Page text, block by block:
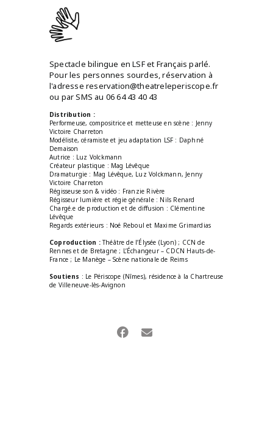
Spectacle bilingue en LSF et Français parlé.
Pour les personnes sourdes, réservation à
l'adresse reservation@theatreleperiscope.fr
ou par SMS au 06 64 43 40 43
Distribution :
Performeuse, compositrice et metteuse en scène : Jenny
Victoire Charreton
Modéliste, céramiste et jeu adaptation LSF : Daphné
Demaison
Autrice : Luz Volckmann
Créateur plastique : Mag Lévêque
Dramaturgie : Mag Lévêque, Luz Volckmann, Jenny
Victoire Charreton
Régisseuse son & vidéo : Franzie Rivère
Régisseur lumière et régie générale : Nils Renard
Chargé.e de production et de diffusion : Clémentine
Lévêque
Regards extérieurs : Noé Reboul et Maxime Grimardias
Coproduction :Théâtre de l’Élysée (Lyon) ; CCN de
Rennes et de Bretagne ; L’Échangeur – CDCN Hauts-de-
France ; Le Manège – Scène nationale de Reims
Soutiens : Le Périscope (Nîmes), résidence à la Chartreuse
de Villeneuve-lès-Avignon